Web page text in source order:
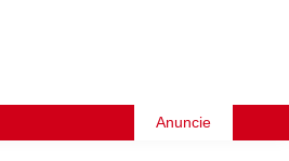
Anuncie